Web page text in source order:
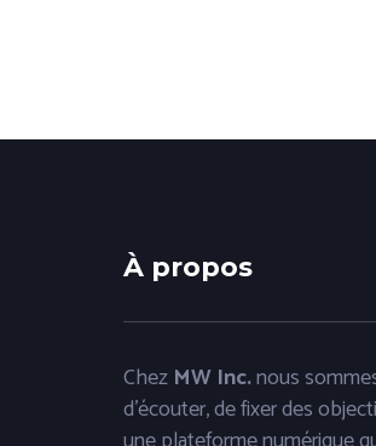
À propos
Chez MW Inc.nous
d'écouter, de fixer des